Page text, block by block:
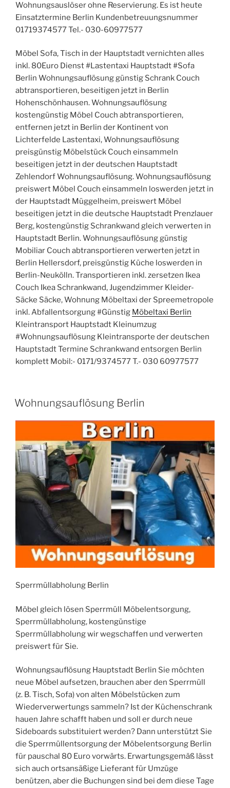
Wohnungsauslöser ohne Reservierung. Es ist heute
Einsatztermine Berlin Kundenbetreuungsnummer
01719374577 Tel.- 030-60977577
Möbel Sofa, Tisch in der Hauptstadt vernichten alles
inkl. 80Euro Dienst #Lastentaxi Hauptstadt #Sofa
Berlin Wohnungsauflösung günstig Schrank Couch
abtransportieren, beseitigen jetzt in Berlin
Hohenschönhausen. Wohnungsauflösung
kostengünstig Möbel Couch abtransportieren,
entfernen jetzt in Berlin der Kontinent von
Lichterfelde Lastentaxi, Wohnungsauflösung
preisgünstig Möbelstück Couch einsammeln
beseitigen jetzt in der deutschen Hauptstadt
Zehlendorf Wohnungsauflösung. Wohnungsauflösung
preiswert Möbel Couch einsammeln loswerden jetzt in
der Hauptstadt Müggelheim, preiswert Möbel
beseitigen jetzt in die deutsche Hauptstadt Prenzlauer
Berg, kostengünstig Schrankwand gleich verwerten in
Hauptstadt Berlin. Wohnungsauflösung günstig
Mobiliar Couch abtransportieren verwerten jetzt in
Berlin Hellersdorf, preisgünstig Küche loswerden in
Berlin-Neukölln. Transportieren inkl. zersetzen Ikea
Couch Ikea Schrankwand, Jugendzimmer Kleider-
Säcke Säcke, Wohnung Möbeltaxi der Spreemetropole
inkl. Abfallentsorgung #Günstig Möbeltaxi Berlin
Kleintransport Hauptstadt Kleinumzug
#Wohnungsauflösung Kleintransporte der deutschen
Hauptstadt Termine Schrankwand entsorgen Berlin
komplett Mobil:- 0171/9374577 T.- 030 60977577
VERÖFFENTLICHT
AM
Wohnungsauflösung Berlin
Sperrmüllabholung Berlin
Möbel gleich lösen Sperrmüll Möbelentsorgung,
Sperrmüllabholung, kostengünstige
Sperrmüllabholung wir wegschaffen und verwerten
preiswert für Sie.
Wohnungsauflösung Hauptstadt Berlin Sie möchten
neue Möbel aufsetzen, brauchen aber den Sperrmüll
(z. B. Tisch, Sofa) von alten Möbelstücken zum
Wiederverwertungs sammeln? Ist der Küchenschrank
hauen Jahre schafft haben und soll er durch neue
Sideboards substituiert werden? Dann unterstützt Sie
die Sperrmüllentsorgung der Möbelentsorgung Berlin
für pauschal 80 Euro vorwärts. Erwartungsgemäß lässt
sich auch ortsansäßige Lieferant für Umzüge
benützen, aber die Buchungen sind bei dem diese Tage